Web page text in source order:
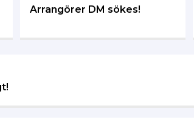
Arrangörer DM sökes!